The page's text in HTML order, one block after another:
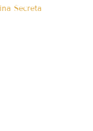
Secreta